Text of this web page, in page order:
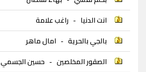
انت الدنيا - راغب علامة
بالجي بالحرية - امال ماهر
الصقور المخلصين - حسين الجسمي